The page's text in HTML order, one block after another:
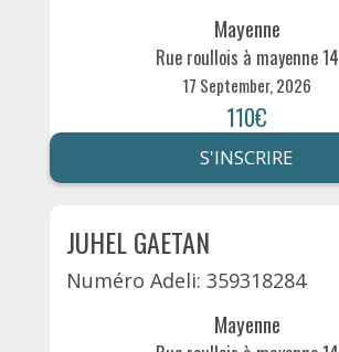
Mayenne
Rue roullois à mayenne 14
17 September, 2026
110€
S'INSCRIRE
JUHEL GAETAN
Numéro Adeli: 359318284
Mayenne